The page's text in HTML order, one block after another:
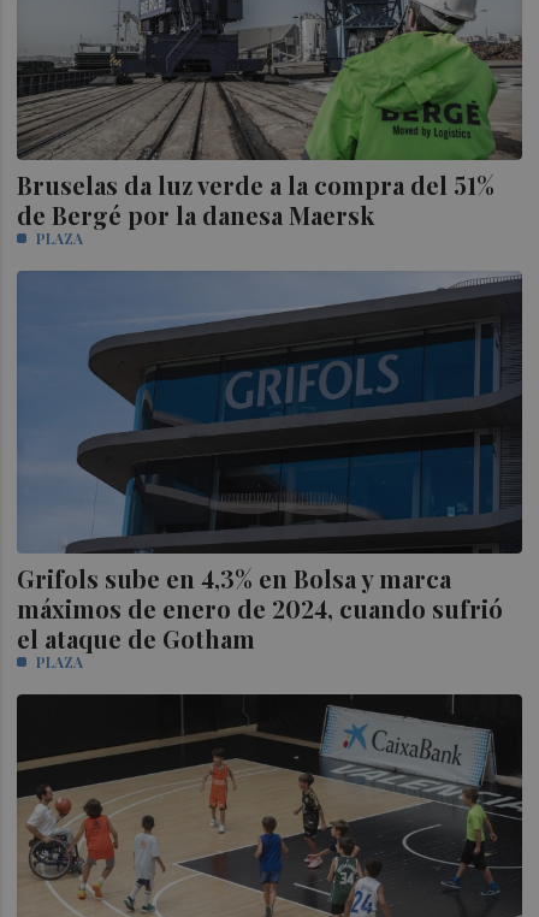
Bruselas da luz verde a la compra del 51%
de Bergé por la danesa Maersk
PLAZA
Grifols sube en 4,3% en Bolsa y marca
máximos de enero de 2024, cuando sufrió
el ataque de Gotham
PLAZA